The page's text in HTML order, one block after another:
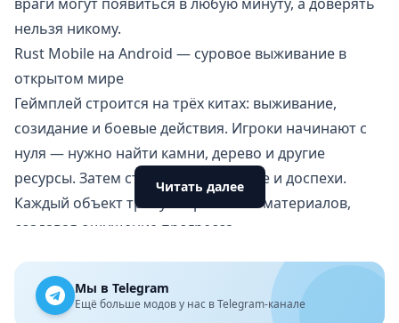
нельзя никому.
Rust Mobile на Android — суровое выживание в
открытом мире
Геймплей строится на трёх китах: выживание,
созидание и боевые действия. Игроки начинают с
нуля — нужно найти камни, дерево и другие
ресурсы. Затем строят базы, оружие и доспехи.
Каждый объект требует времени и материалов,
создавая ощущение прогресса.
и защищаться от них. PvP-столкновения требуют
тактики и быстрых реакций. Кроме того,
Читать далее
Мы в Telegram
Ещё больше модов у нас в Telegram-канале